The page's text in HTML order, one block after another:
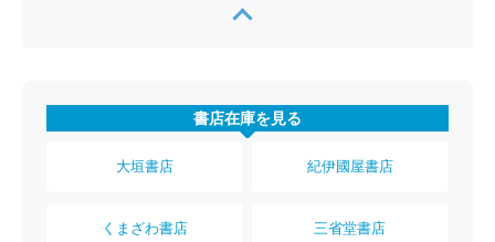
書店在庫を見る
大垣書店 紀伊國屋書店
くまざわ書店 三省堂書店